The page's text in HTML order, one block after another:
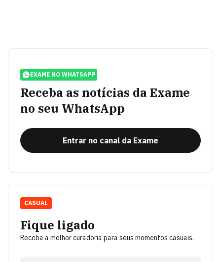
EXAME NO WHATSAPP
Receba as notícias da Exame
no seu WhatsApp
Entrar no canal da Exame
Fique ligado
Receba a melhor curadoria para seus momentos casuais.
CASUAL